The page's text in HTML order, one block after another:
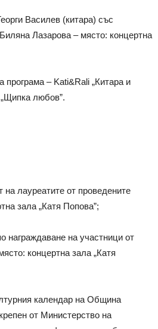
Василев (китара) със
Лазарова – място: концертна
програма – Kati&Rali „Китара и
„Щипка любов”.
на лауреатите от проведените
зала „Катя Попова”;
награждаване на участници от
концертна зала „Катя
календар на Община
от Министерство на